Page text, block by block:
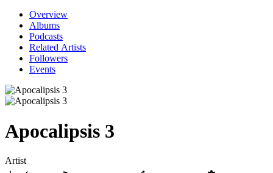
Overview
Albums
Podcasts
Related Artists
Followers
Events
Apocalipsis 3
Artist